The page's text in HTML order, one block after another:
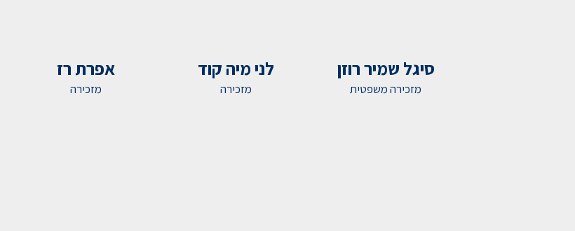
סיגל שמיר רוזן
מזכירה משפטית
לני מיה קוד
מזכירה
אפרת רז
מזכירה